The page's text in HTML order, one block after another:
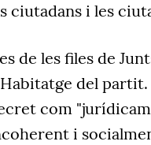
ciutadans i les
de les files de
del partit.
com
i